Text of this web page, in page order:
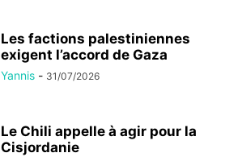
Les factions palestiniennes
exigent l’accord de Gaza
Yannis - 31/07/2026
Le Chili appelle à agir pour la
Cisjordanie